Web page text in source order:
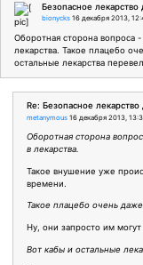
Безопасное лекарство
bionycks 16 декабря 2013,
Оборотная сторона вопроса
лекарства. Такое плацебо
остальные лекарства
Re: Безопасное
metanymous 16 декабря 2013,
Оборотная сторона
в лекарства.
Такое внушение уже
времени.
Такое плацебо очень
Ну, они запросто им могут
Вот кабы и остальные